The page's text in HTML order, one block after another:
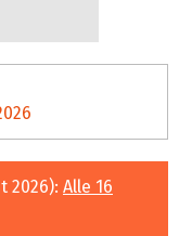
2026): Alle 16